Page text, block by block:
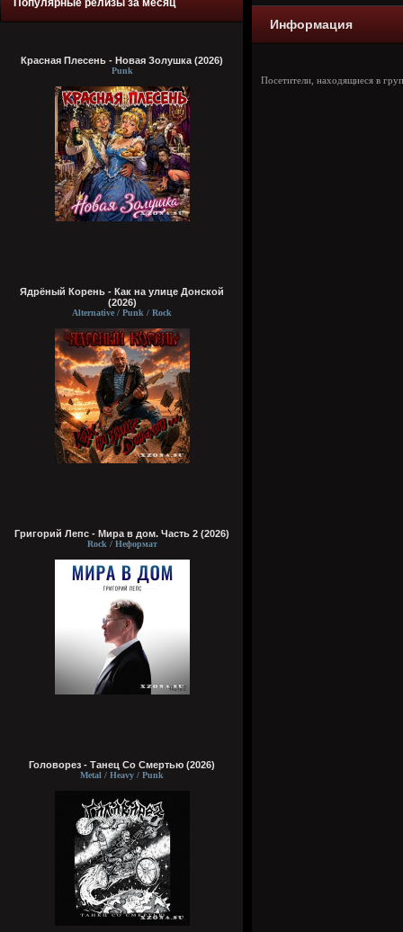
Популярные релизы за месяц
Красная Плесень - Новая Золушка (2026)
Punk
Ядрёный Корень - Как на улице Донской
(2026)
Alternative / Punk / Rock
Григорий Лепс - Мира в дом. Часть 2 (2026)
Rock / Неформат
Головорез - Tанец Со Смертью (2026)
Metal / Heavy / Punk
Информация
Посетители, находящиеся в